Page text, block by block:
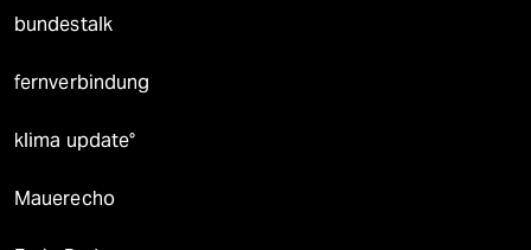
bundestalk
fernverbindung
klima update°
Mauerecho